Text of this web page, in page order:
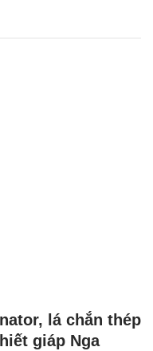
lá chắn thép
giáp Nga